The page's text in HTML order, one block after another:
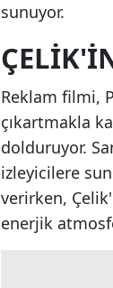
sunuyor.
Reklam filmi,
çıkartmakla
dolduruyor.
izleyicilere
verirken,
enerjik